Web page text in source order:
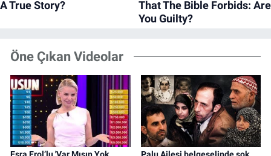
Öne Çıkan Videolar